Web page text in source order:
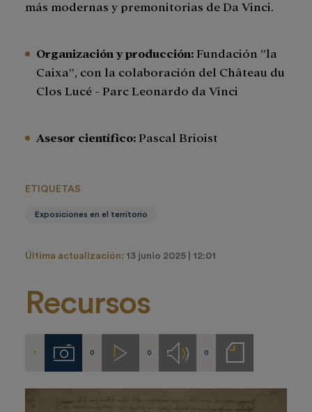
más modernas y premonitorias de Da Vinci.
Organización y producción:Fundación ”la
Caixa”, con la colaboración del Château du
Clos Lucé - Parc Leonardo da Vinci
Asesor científico:Pascal Brioist
ETIQUETAS
Exposiciones en el territorio
Última actualización: 13 junio 2025 | 12:01
Recursos
1 Imágenes
0 Videos
0 Audios
0
Notas
de
prensa